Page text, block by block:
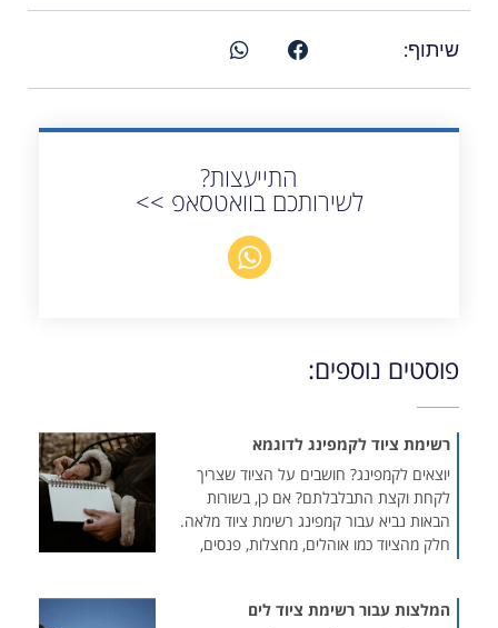
שיתוף:
התייעצות?
לשירותכם בוואטסאפ >>
פוסטים נוספים:
רשימת ציוד לקמפינג לדוגמא
יוצאים לקמפינג? חושבים על הציוד שצריך
לקחת וקצת התבלבלתם? אם כן, בשורות
הבאות נביא עבור קמפינג רשימת ציוד מלאה.
חלק מהציוד כמו אוהלים, מחצלות, פנסים,
המלצות עבור רשימת ציוד לים